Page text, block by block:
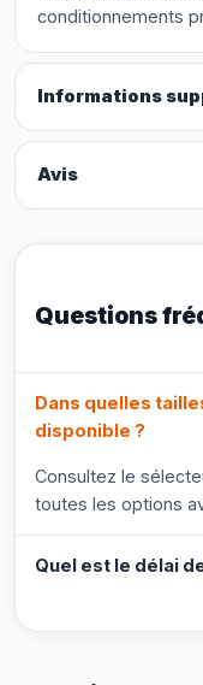
conditionnements
Informations
Avis
Questions
Dans quelles
disponible ?
Consultez le
toutes les options
Quel est le délai